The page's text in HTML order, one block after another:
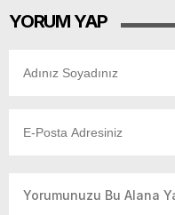
YORUM YAP